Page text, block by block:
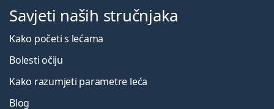
Savjeti naših stručnjaka
Kako početi s lećama
Bolesti očiju
Kako razumjeti parametre leća
Blog